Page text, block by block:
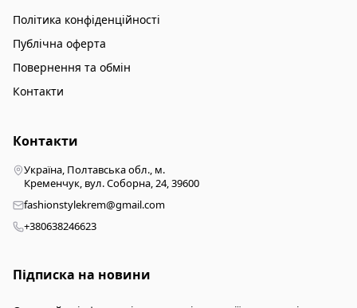
Політика конфіденційності
Публічна оферта
Повернення та обмін
Контакти
Контакти
Україна, Полтавська обл., м.
Кременчук, вул. Соборна, 24, 39600
fashionstylekrem@gmail.com
+380638246623
Підписка на новини